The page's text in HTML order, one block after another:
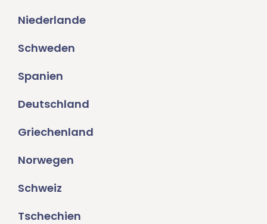
Niederlande
Schweden
Spanien
Deutschland
Griechenland
Norwegen
Schweiz
Tschechien